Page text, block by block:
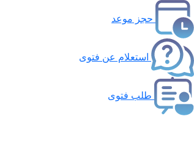
حجز موعد
استعلام عن فتوى
طلب فتوى